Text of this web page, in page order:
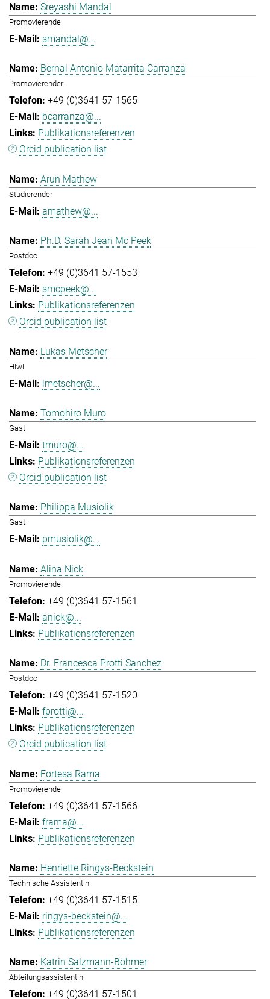
Sreyashi Mandal
Promovierende
smandal@...
Bernal Antonio Matarrita Carranza
Promovierender
+49 (0)3641 57-1565
bcarranza@...
Publikationsreferenzen
Orcid publication list
Arun Mathew
Studierender
amathew@...
Ph.D. Sarah Jean Mc Peek
Postdoc
+49 (0)3641 57-1553
smcpeek@...
Publikationsreferenzen
Orcid publication list
Lukas Metscher
Hiwi
lmetscher@...
Tomohiro Muro
Gast
tmuro@...
Publikationsreferenzen
Orcid publication list
Philippa Musiolik
Gast
pmusiolik@...
Alina Nick
Promovierende
+49 (0)3641 57-1561
anick@...
Publikationsreferenzen
Dr. Francesca Protti Sanchez
Postdoc
+49 (0)3641 57-1520
fprotti@...
Publikationsreferenzen
Orcid publication list
Fortesa Rama
Promovierende
+49 (0)3641 57-1566
frama@...
Publikationsreferenzen
Henriette Ringys-Beckstein
Technische Assistentin
+49 (0)3641 57-1515
ringys-beckstein@...
Publikationsreferenzen
Katrin Salzmann-Böhmer
Abteilungsassistentin
+49 (0)3641 57-1501